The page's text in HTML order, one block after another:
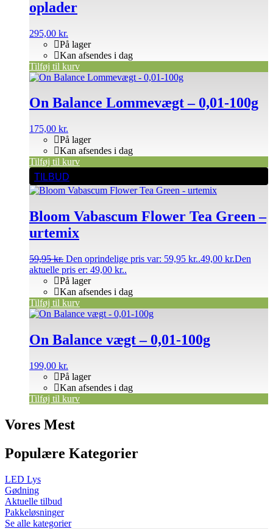
oplader
295,00 kr.
På lager
Kan afsendes i dag
Tilføj til kurv
On Balance Lommevægt – 0,01-100g
175,00 kr.
På lager
Kan afsendes i dag
Tilføj til kurv
TILBUD
Bloom Vabascum Flower Tea Green –
urtemix
59,95kr. Den oprindelige pris var: 59,95 kr..49,00 kr.Den
aktuelle pris er: 49,00 kr..
På lager
Kan afsendes i dag
Tilføj til kurv
On Balance vægt – 0,01-100g
199,00 kr.
På lager
Kan afsendes i dag
Tilføj til kurv
Vores Mest
Populære Kategorier
LED Lys
Gødning
Aktuelle tilbud
Pakkeløsninger
Se alle kategorier